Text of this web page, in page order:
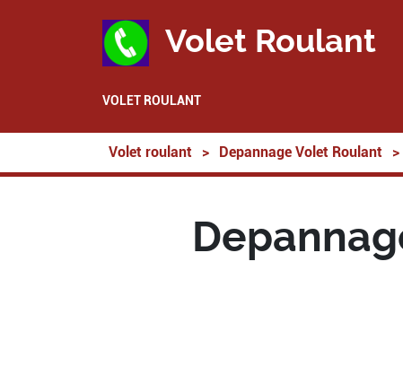
Volet Roulant
VOLET ROULANT
Volet roulant > Depannage Volet Roulant >